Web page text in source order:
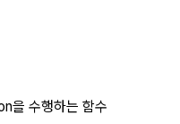
을 수행하는 함수